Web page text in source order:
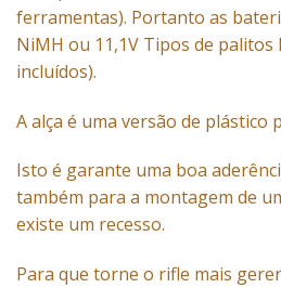
ferramentas). Portanto as
NiMH ou 11,1V Tipos de palitos
incluídos).
A alça é uma versão de plástico
Isto é garante uma boa
também para a montagem de
existe um recesso.
Para que torne o rifle mais